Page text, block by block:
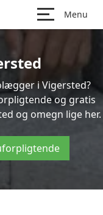
Menu
i Vigersted?
og gratis
og omegn lige her.